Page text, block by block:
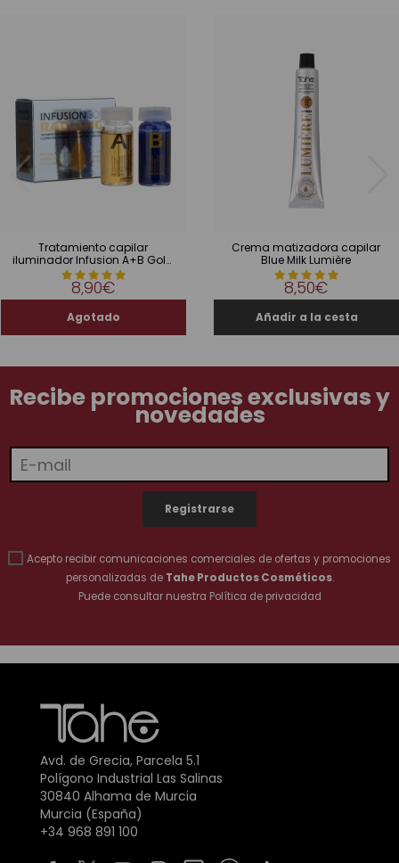
Tratamiento capilar
iluminador Infusion A+B Gold
Radiance
8,90€
Crema matizadora capilar
Blue Milk Lumière
8,50€
Recibe promociones exclusivas y
novedades
Acepto recibir comunicaciones comerciales de ofertas y promociones
personalizadas de Tahe Productos Cosméticos.
Puede consultar nuestra Política de privacidad
Avd. de Grecia, Parcela 5.1
Polígono Industrial Las Salinas
30840 Alhama de Murcia
Murcia (España)
+34 968 891 100